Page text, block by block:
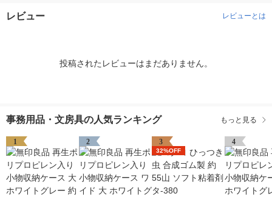
レビュー レビューとは
投稿されたレビューはまだありません。
事務用品・文房具の人気ランキング もっと見る
1 2 3
32%OFF
4